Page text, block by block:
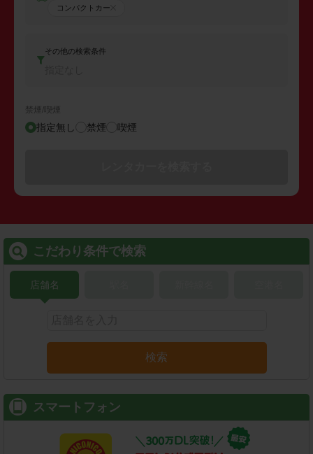
コンパクトカー
その他の検索条件
禁煙/喫煙
指定無し 禁煙 喫煙
こだわり条件で検索
店舗名
検索
スマートフォン